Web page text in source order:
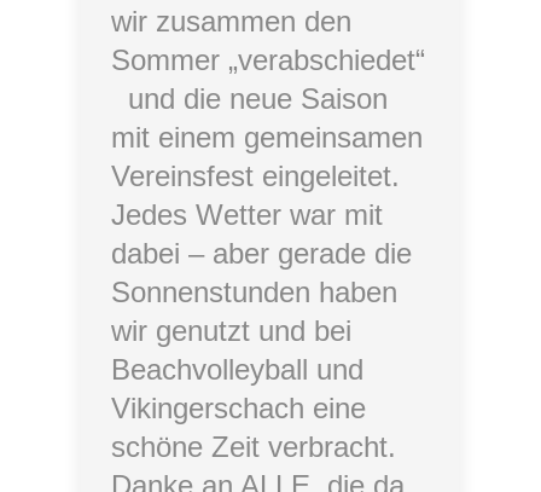
wir zusammen den
Sommer „verabschiedet“
und die neue Saison
mit einem gemeinsamen
Vereinsfest eingeleitet.
Jedes Wetter war mit
dabei – aber gerade die
Sonnenstunden haben
wir genutzt und bei
Beachvolleyball und
Vikingerschach eine
schöne Zeit verbracht.
Danke an ALLE, die da